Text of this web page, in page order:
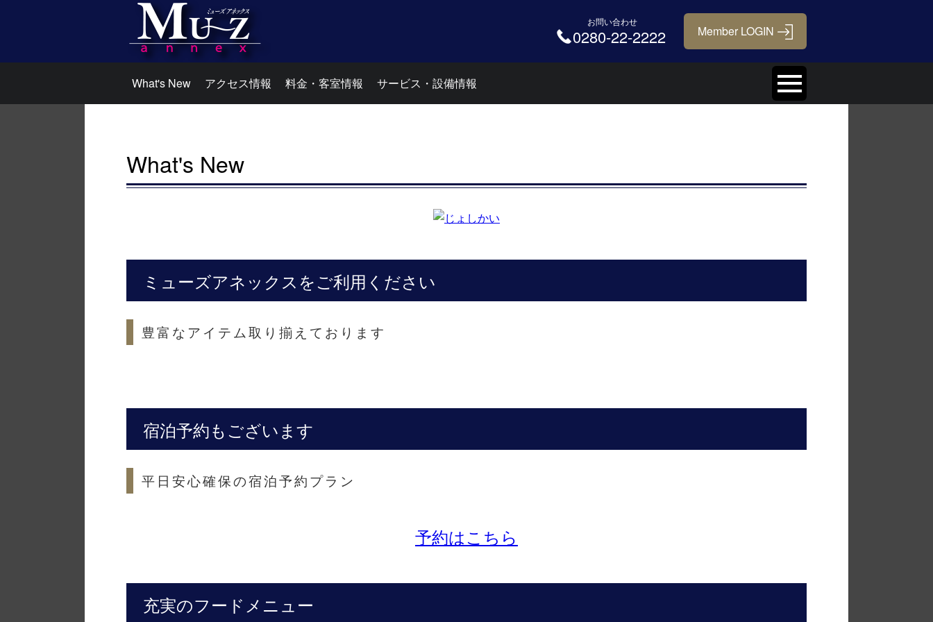
お問い合わせ
0280-22-2222
What's New アクセス情報 料金・客室情報 サービス・設備情報
What's New
ミューズアネックスをご利用ください
豊富なアイテム取り揃えております
宿泊予約もございます
平日安心確保の宿泊予約プラン
予約はこちら
充実のフードメニュー